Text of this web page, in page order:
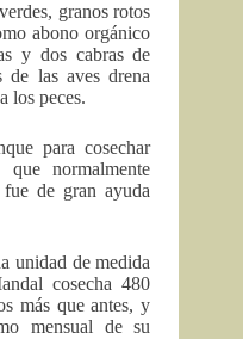
granos rotos
abono orgánico
y dos cabras de
de las aves drena
los peces.
para cosechar
normalmente
de gran ayuda
unidad de medida
cosecha 480
más que antes, y
mensual de su